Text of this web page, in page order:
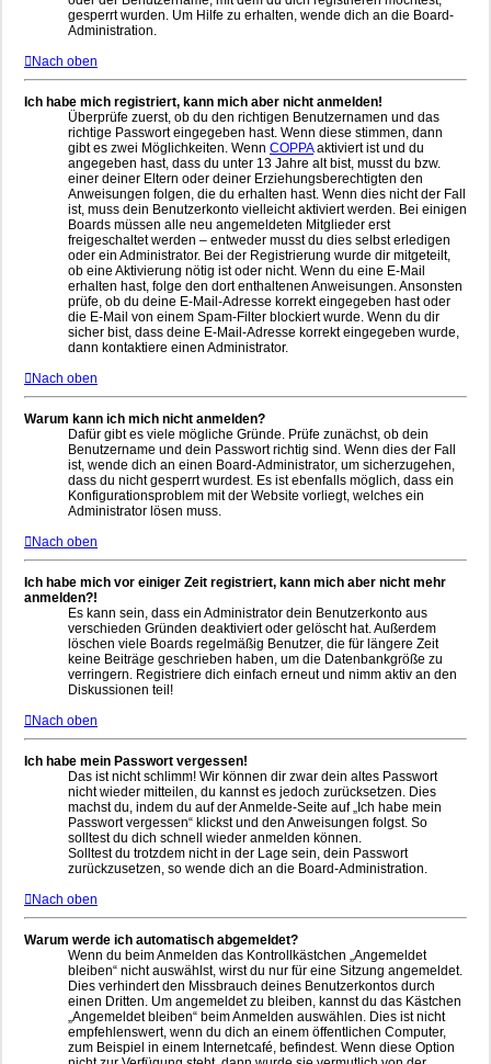
gesperrt wurden. Um Hilfe zu erhalten, wende dich an die Board-
Administration.
Nach oben
Ich habe mich registriert, kann mich aber nicht anmelden!
Überprüfe zuerst, ob du den richtigen Benutzernamen und das
richtige Passwort eingegeben hast. Wenn diese stimmen, dann
gibt es zwei Möglichkeiten. Wenn COPPAaktiviert ist und du
angegeben hast, dass du unter 13 Jahre alt bist, musst du bzw.
einer deiner Eltern oder deiner Erziehungsberechtigten den
Anweisungen folgen, die du erhalten hast. Wenn dies nicht der Fall
ist, muss dein Benutzerkonto vielleicht aktiviert werden. Bei einigen
Boards müssen alle neu angemeldeten Mitglieder erst
freigeschaltet werden – entweder musst du dies selbst erledigen
oder ein Administrator. Bei der Registrierung wurde dir mitgeteilt,
ob eine Aktivierung nötig ist oder nicht. Wenn du eine E-Mail
erhalten hast, folge den dort enthaltenen Anweisungen. Ansonsten
prüfe, ob du deine E-Mail-Adresse korrekt eingegeben hast oder
die E-Mail von einem Spam-Filter blockiert wurde. Wenn du dir
sicher bist, dass deine E-Mail-Adresse korrekt eingegeben wurde,
dann kontaktiere einen Administrator.
Nach oben
Warum kann ich mich nicht anmelden?
Dafür gibt es viele mögliche Gründe. Prüfe zunächst, ob dein
Benutzername und dein Passwort richtig sind. Wenn dies der Fall
ist, wende dich an einen Board-Administrator, um sicherzugehen,
dass du nicht gesperrt wurdest. Es ist ebenfalls möglich, dass ein
Konfigurationsproblem mit der Website vorliegt, welches ein
Administrator lösen muss.
Nach oben
Ich habe mich vor einiger Zeit registriert, kann mich aber nicht mehr
anmelden?!
Es kann sein, dass ein Administrator dein Benutzerkonto aus
verschieden Gründen deaktiviert oder gelöscht hat. Außerdem
löschen viele Boards regelmäßig Benutzer, die für längere Zeit
keine Beiträge geschrieben haben, um die Datenbankgröße zu
verringern. Registriere dich einfach erneut und nimm aktiv an den
Diskussionen teil!
Nach oben
Ich habe mein Passwort vergessen!
Das ist nicht schlimm! Wir können dir zwar dein altes Passwort
nicht wieder mitteilen, du kannst es jedoch zurücksetzen. Dies
machst du, indem du auf der Anmelde-Seite auf „Ich habe mein
Passwort vergessen“ klickst und den Anweisungen folgst. So
solltest du dich schnell wieder anmelden können.
Solltest du trotzdem nicht in der Lage sein, dein Passwort
zurückzusetzen, so wende dich an die Board-Administration.
Nach oben
Warum werde ich automatisch abgemeldet?
Wenn du beim Anmelden das Kontrollkästchen „Angemeldet
bleiben“ nicht auswählst, wirst du nur für eine Sitzung angemeldet.
Dies verhindert den Missbrauch deines Benutzerkontos durch
einen Dritten. Um angemeldet zu bleiben, kannst du das Kästchen
„Angemeldet bleiben“ beim Anmelden auswählen. Dies ist nicht
empfehlenswert, wenn du dich an einem öffentlichen Computer,
zum Beispiel in einem Internetcafé, befindest. Wenn diese Option